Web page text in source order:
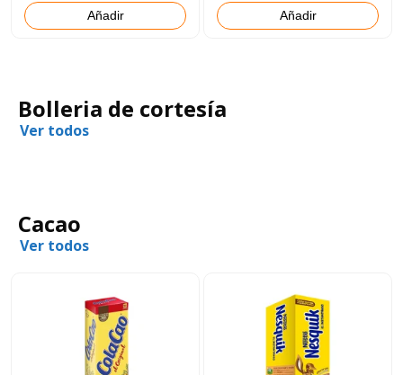
Añadir Añadir
Bolleria de cortesía
Ver todos
Cacao
Ver todos